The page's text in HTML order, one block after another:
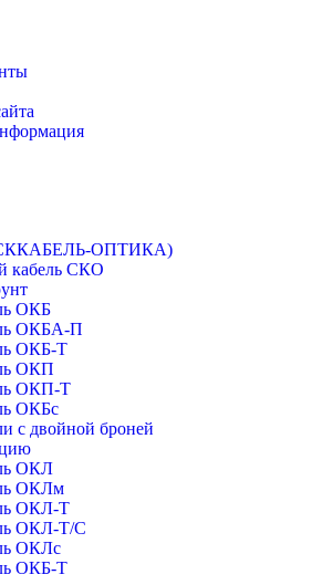
ОПТИКА)
кабель СКО
ОКБ
ОКБА-П
ОКБ-Т
ОКП
ОКП-Т
ОКБc
с двойной броней
ОКЛ
ОКЛм
ОКЛ-Т
ОКЛ-Т/С
ОКЛc
ОКБ-Т